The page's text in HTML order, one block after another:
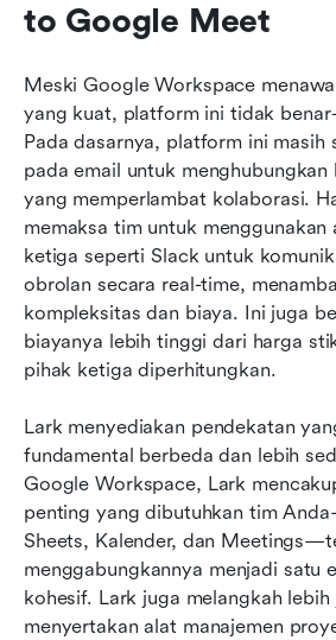
to Google Meet
Meski Google Workspace
yang kuat, platform ini tidak
Pada dasarnya, platform ini masih
pada email untuk menghubungkan
yang memperlambat kolaborasi.
memaksa tim untuk menggunakan
ketiga seperti Slack untuk
obrolan secara real-time,
kompleksitas dan biaya. Ini juga
biayanya lebih tinggi dari harga
pihak ketiga diperhitungkan.
Lark menyediakan pendekatan
fundamental berbeda dan lebih
Google Workspace, Lark
penting yang dibutuhkan tim
Sheets, Kalender, dan
menggabungkannya menjadi satu
kohesif. Lark juga melangkah lebih
menyertakan alat manajemen